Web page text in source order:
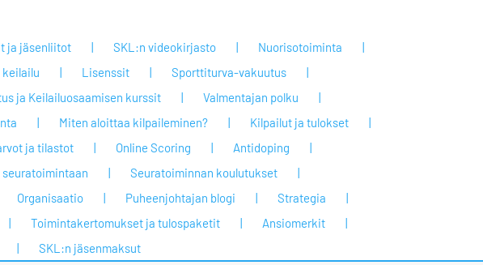
ja jäsenliitot SKL:n videokirjasto
Nuorisotoiminta
keilailu Lisenssit
Sporttiturva-vakuutus
ja Keilailuosaamisen kurssit
Valmentajan polku
Miten aloittaa kilpaileminen?
Kilpailut ja tulokset
ja tilastot Online Scoring
Antidoping
seuratoimintaan
Seuratoiminnan koulutukset
Organisaatio Puheenjohtajan blogi
Strategia
Toimintakertomukset ja tulospaketit
Ansiomerkit
SKL:n jäsenmaksut